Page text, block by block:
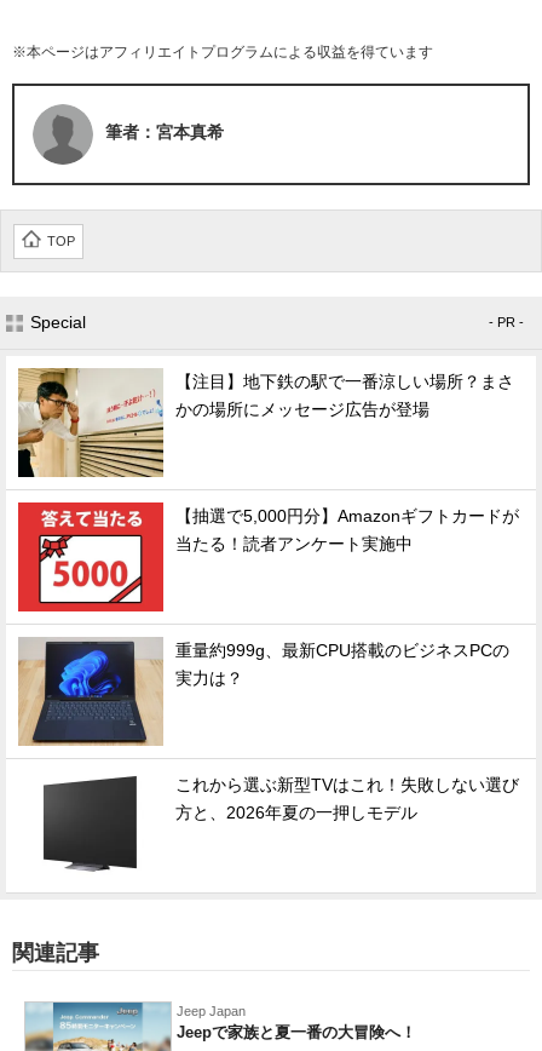
※本ページはアフィリエイトプログラムによる収益を得ています
筆者：宮本真希
TOP
Special - PR -
【注目】地下鉄の駅で一番涼しい場所？まさ
かの場所にメッセージ広告が登場
【抽選で5,000円分】Amazonギフトカードが
当たる！読者アンケート実施中
重量約999g、最新CPU搭載のビジネスPCの
実力は？
これから選ぶ新型TVはこれ！失敗しない選び
方と、2026年夏の一押しモデル
関連記事
Jeep Japan
Jeepで家族と夏一番の大冒険へ！